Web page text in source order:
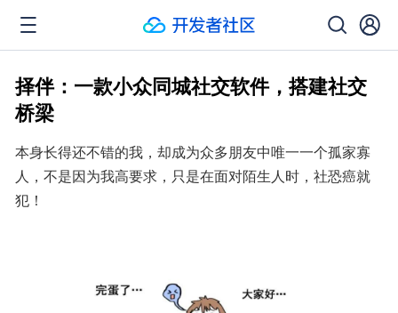
择伴：一款小众同城社交软件，搭建社交
桥梁
本身长得还不错的我，却成为众多朋友中唯一一个孤家寡
人，不是因为我高要求，只是在面对陌生人时，社恐癌就
犯！